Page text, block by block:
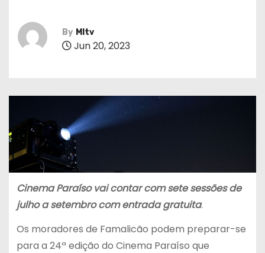
By MItv
Jun 20, 2023
Cinema Paraíso vai contar com sete sessões de
julho a setembro com entrada gratuita.
Os moradores de Famalicão podem preparar-se
para a 24ª edição do Cinema Paraíso que